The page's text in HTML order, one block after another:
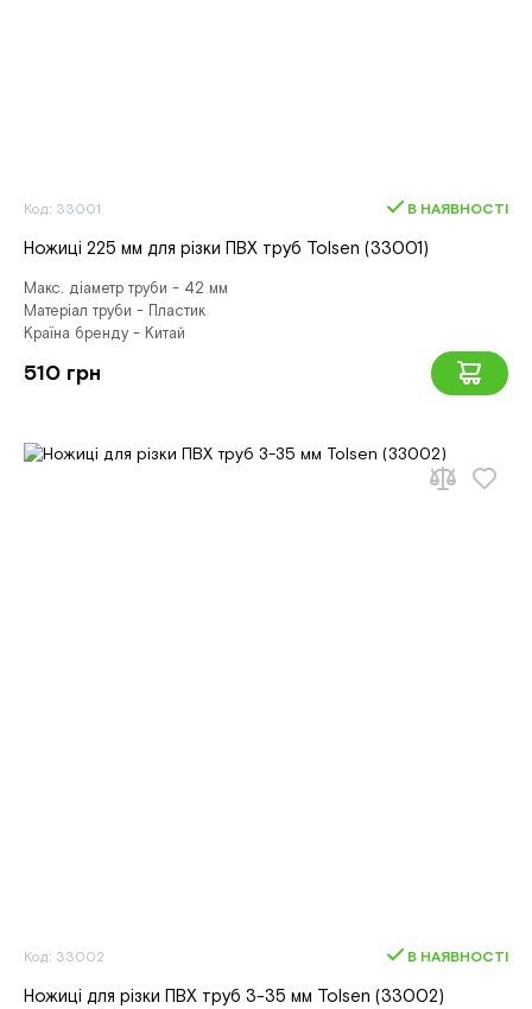
Код: 33001 В НАЯВНОСТІ
Ножиці 225 мм для різки ПВХ труб Tolsen (33001)
Макс. діаметр труби - 42 мм
Матеріал труби - Пластик
Країна бренду - Китай
510 грн
Код: 33002 В НАЯВНОСТІ
Ножиці для різки ПВХ труб 3-35 мм Tolsen (33002)